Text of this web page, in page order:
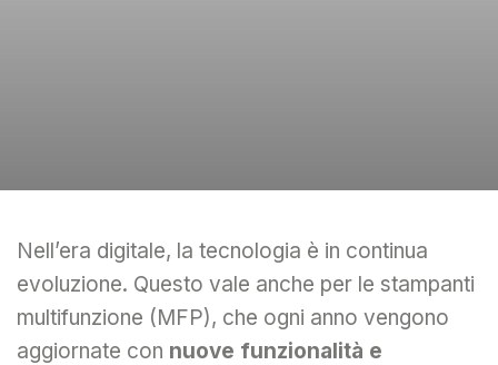
Nell’era digitale, la tecnologia è in continua
evoluzione. Questo vale anche per le stampanti
multifunzione (MFP), che ogni anno vengono
aggiornate con nuove funzionalità e